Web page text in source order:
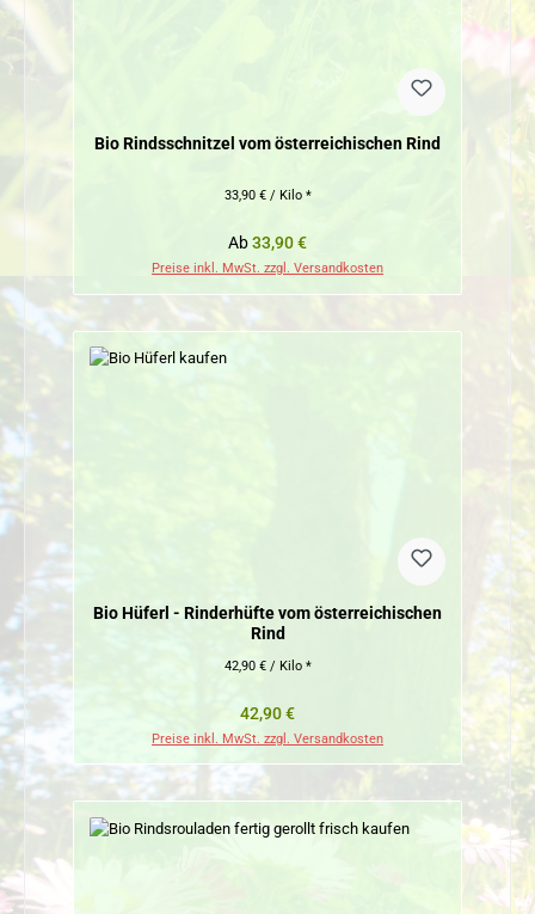
Bio Rindsschnitzel vom österreichischen Rind
33,90 € / Kilo *
Regulärer Preis:
Ab33,90 €
Preise inkl. MwSt. zzgl. Versandkosten
Bio Hüferl - Rinderhüfte vom österreichischen
Rind
42,90 € / Kilo *
Regulärer Preis:
42,90 €
Preise inkl. MwSt. zzgl. Versandkosten